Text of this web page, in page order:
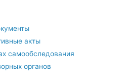
акты
самообследования
органов